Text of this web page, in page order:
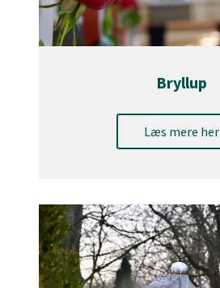
Bryllup
Læs mere her